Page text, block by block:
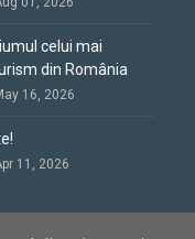
celui mai
din România
16, 2026
11, 2026